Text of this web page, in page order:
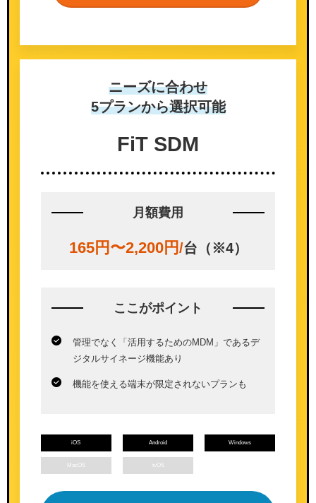
ニーズに合わせ
5プランから選択可能
FiT SDM
月額費用
165円〜2,200円/台（※4）
ここがポイント
管理でなく「活用するためのMDM」であるデ
ジタルサイネージ機能あり
機能を使える端末が限定されないプランも
iOS Android Windows
MacOS tvOS